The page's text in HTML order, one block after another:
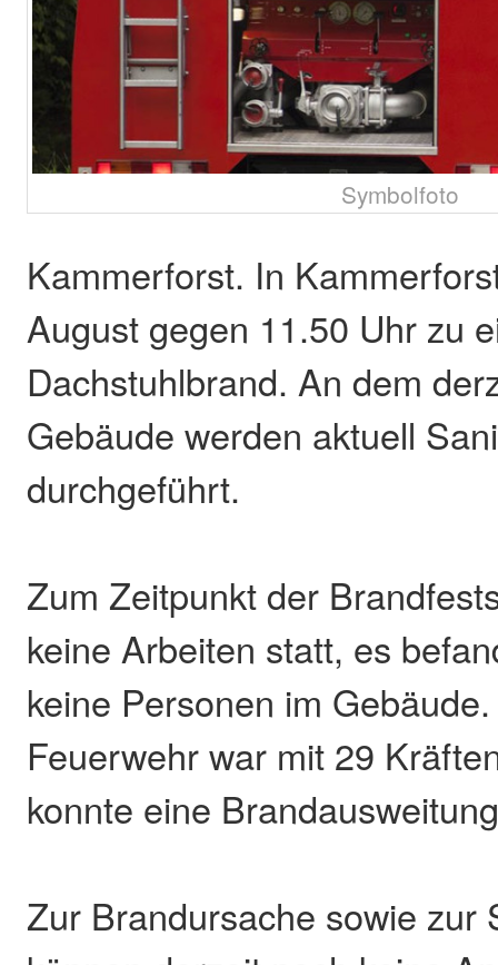
Symbolfoto
Kammerforst. In
August gegen 11.50 Uhr zu
Dachstuhlbrand. An dem
Gebäude werden aktuell
durchgeführt.
Zum Zeitpunkt der
keine Arbeiten statt, es
keine Personen im
Feuerwehr war mit 29
konnte eine
Zur Brandursache sowie zur